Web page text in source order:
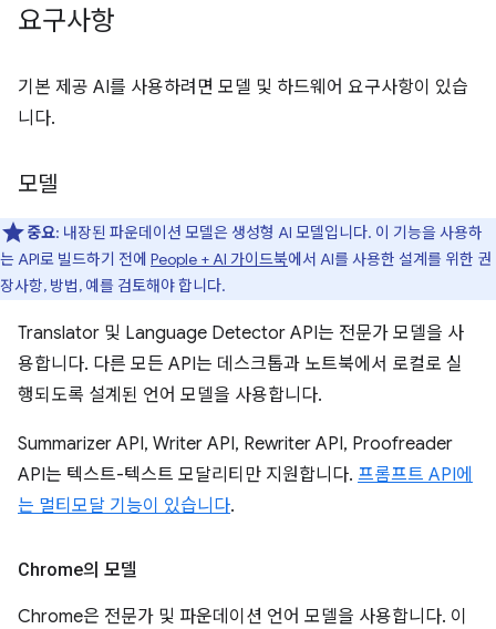
요구사항
기본 제공 AI를 사용하려면 모델 및 하드웨어 요구사항이 있습
니다.
모델
중요: 내장된 파운데이션 모델은 생성형 AI 모델입니다. 이 기능을 사용하
는 API로 빌드하기 전에 People + AI 가이드북에서 AI를 사용한 설계를 위한 권
장사항, 방법, 예를 검토해야 합니다.
Translator 및 Language Detector API는 전문가 모델을 사
용합니다. 다른 모든 API는 데스크톱과 노트북에서 로컬로 실
행되도록 설계된 언어 모델을 사용합니다.
Summarizer API, Writer API, Rewriter API, Proofreader
API는 텍스트-텍스트 모달리티만 지원합니다. 프롬프트 API에
는 멀티모달 기능이 있습니다.
Chrome의 모델
Chrome은 전문가 및 파운데이션 언어 모델을 사용합니다. 이